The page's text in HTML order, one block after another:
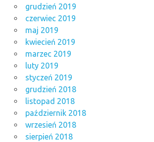
grudzień 2019
czerwiec 2019
maj 2019
kwiecień 2019
marzec 2019
luty 2019
styczeń 2019
grudzień 2018
listopad 2018
październik 2018
wrzesień 2018
sierpień 2018